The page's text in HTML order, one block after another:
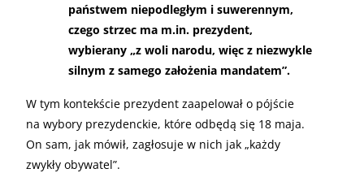
państwem niepodległym i suwerennym,
czego strzec ma m.in. prezydent,
wybierany „z woli narodu, więc z niezwykle
silnym z samego założenia mandatem”.
W tym kontekście prezydent zaapelował o pójście
na wybory prezydenckie, które odbędą się 18 maja.
On sam, jak mówił, zagłosuje w nich jak „każdy
zwykły obywatel”.